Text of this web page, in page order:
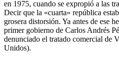
en 1975, cuando se expropió a las
Decir que la «cuarta» república
grosera distorsión. Ya antes de ese
primer gobierno de Carlos Andrés
denunciado el tratado comercial de
Unidos).